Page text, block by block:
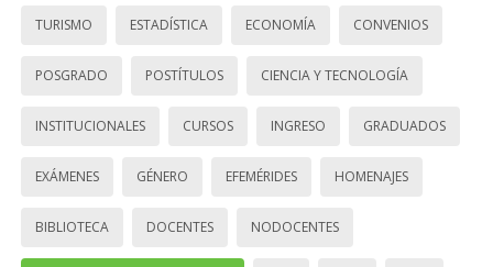
TURISMO ESTADÍSTICA ECONOMÍA CONVENIOS
POSGRADO POSTÍTULOS CIENCIA Y TECNOLOGÍA
INSTITUCIONALES CURSOS INGRESO GRADUADOS
EXÁMENES GÉNERO EFEMÉRIDES HOMENAJES
BIBLIOTECA DOCENTES NODOCENTES